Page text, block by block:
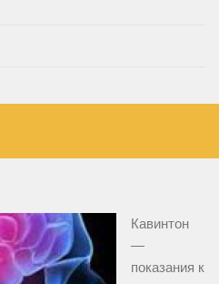
Кавинтон
—
показания к